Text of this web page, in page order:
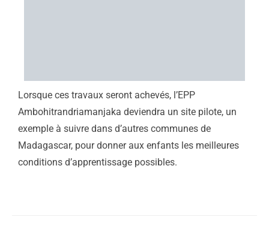
Lorsque ces travaux seront achevés, l’EPP
Ambohitrandriamanjaka deviendra un site pilote, un
exemple à suivre dans d’autres communes de
Madagascar, pour donner aux enfants les meilleures
conditions d’apprentissage possibles.